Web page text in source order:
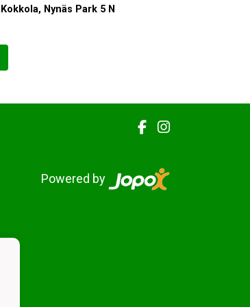
Kokkola, Nynäs Park 5 N
Powered by